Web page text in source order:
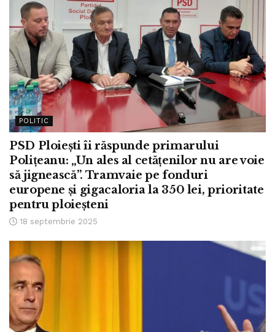
POLITIC
PSD Ploiești îi răspunde primarului
Polițeanu: „Un ales al cetățenilor nu are voie
să jignească”. Tramvaie pe fonduri
europene și gigacaloria la 350 lei, prioritate
pentru ploieșteni
18 septembrie 2025